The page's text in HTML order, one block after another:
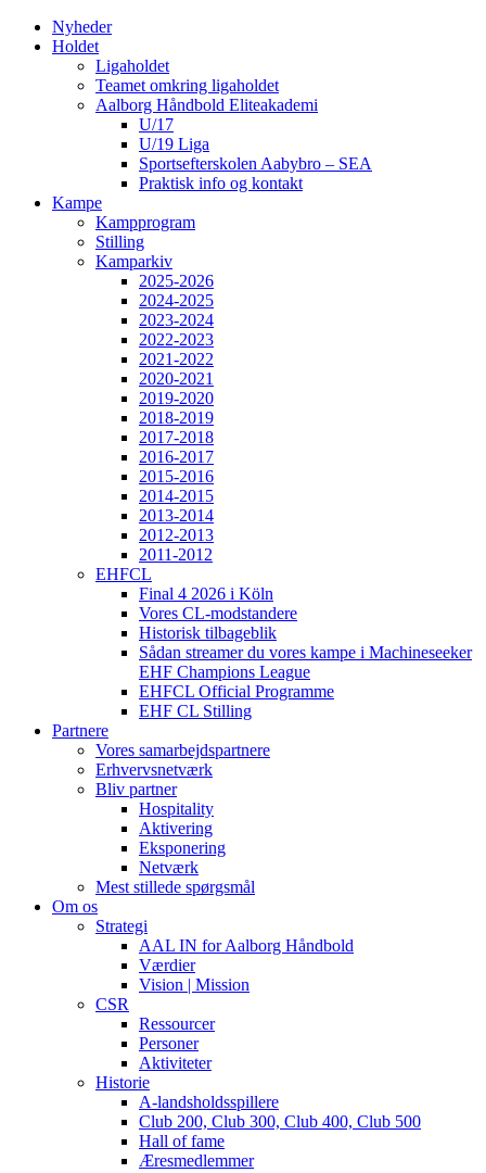
Nyheder
Holdet
Ligaholdet
Teamet omkring ligaholdet
Aalborg Håndbold Eliteakademi
U/17
U/19 Liga
Sportsefterskolen Aabybro – SEA
Praktisk info og kontakt
Kampe
Kampprogram
Stilling
Kamparkiv
2025-2026
2024-2025
2023-2024
2022-2023
2021-2022
2020-2021
2019-2020
2018-2019
2017-2018
2016-2017
2015-2016
2014-2015
2013-2014
2012-2013
2011-2012
EHFCL
Final 4 2026 i Köln
Vores CL-modstandere
Historisk tilbageblik
Sådan streamer du vores kampe i Machineseeker
EHF Champions League
EHFCL Official Programme
EHF CL Stilling
Partnere
Vores samarbejdspartnere
Erhvervsnetværk
Bliv partner
Hospitality
Aktivering
Eksponering
Netværk
Mest stillede spørgsmål
Om os
Strategi
AAL IN for Aalborg Håndbold
Værdier
Vision | Mission
CSR
Ressourcer
Personer
Aktiviteter
Historie
A-landsholdsspillere
Club 200, Club 300, Club 400, Club 500
Hall of fame
Æresmedlemmer